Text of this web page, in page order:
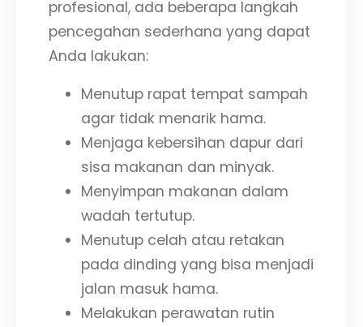
profesional, ada beberapa langkah
pencegahan sederhana yang dapat
Anda lakukan:
Menutup rapat tempat sampah
agar tidak menarik hama.
Menjaga kebersihan dapur dari
sisa makanan dan minyak.
Menyimpan makanan dalam
wadah tertutup.
Menutup celah atau retakan
pada dinding yang bisa menjadi
jalan masuk hama.
Melakukan perawatan rutin